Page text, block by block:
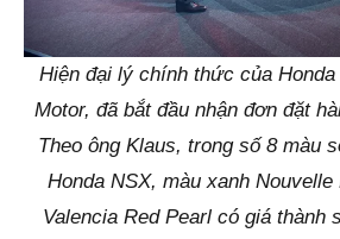
Hiện đại lý chính thức của
Motor, đã bắt đầu nhận đơn đặt
Theo ông Klaus, trong số 8 màu
Honda NSX, màu xanh
Valencia Red Pearl có giá thành